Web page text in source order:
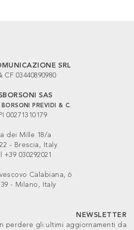
SRL
CF 03440890980
SAS
BORSONI PREVIDI & C.
PI 00271310179
dei Mille 18/a
- Brescia, Italy
+39 030292021
Calabiana, 6
- Milano, Italy
NEWSLETTER
perdere gli ultimi aggiornamenti da